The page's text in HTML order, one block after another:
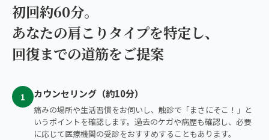
初回約60分。
あなたの肩こりタイプを特定し、
回復までの道筋をご提案
1 カウンセリング（約10分）
痛みの場所や生活習慣をお伺いし、触診で「まさにそこ！」と
いうポイントを確認します。過去のケガや病歴も確認し、必要
に応じて医療機関の受診をおすすめすることもあります。